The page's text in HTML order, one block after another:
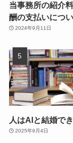
当事務所の紹介
酬の支払いにつ
2024年9月11日
人はAIと結婚で
2025年9月4日